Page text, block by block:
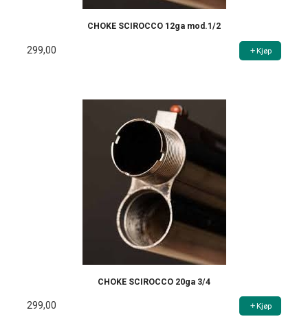
CHOKE SCIROCCO 12ga mod.1/2
299,00 Kjøp
CHOKE SCIROCCO 20ga 3/4
299,00 Kjøp